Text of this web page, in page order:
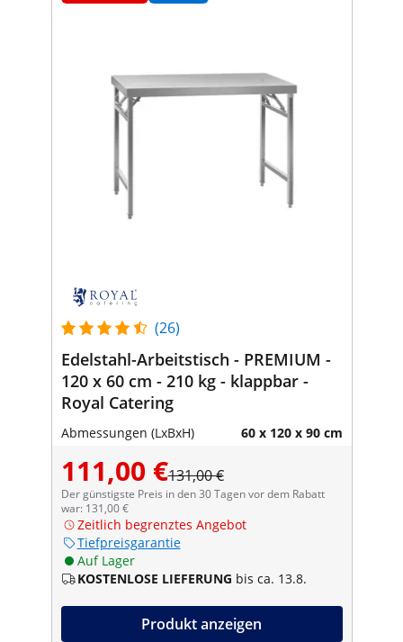
(26)
Edelstahl-Arbeitstisch - PREMIUM -
120 x 60 cm - 210 kg - klappbar -
Royal Catering
Abmessungen (LxBxH) 60 x 120 x 90 cm
111,00 €131,00 €
Der günstigste Preis in den 30 Tagen vor dem Rabatt
war: 131,00 €
Zeitlich begrenztes Angebot
Tiefpreisgarantie
Auf Lager
KOSTENLOSE LIEFERUNG bis ca. 13.8.
Produkt anzeigen